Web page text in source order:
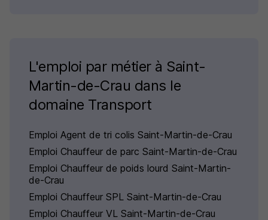
L'emploi par métier à Saint-
Martin-de-Crau dans le
domaine Transport
Emploi Agent de tri colis Saint-Martin-de-Crau
Emploi Chauffeur de parc Saint-Martin-de-Crau
Emploi Chauffeur de poids lourd Saint-Martin-
de-Crau
Emploi Chauffeur SPL Saint-Martin-de-Crau
Emploi Chauffeur VL Saint-Martin-de-Crau